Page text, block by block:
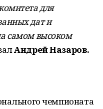
для
дат и
самом высоком
Андрей Назаров.
чемпионата